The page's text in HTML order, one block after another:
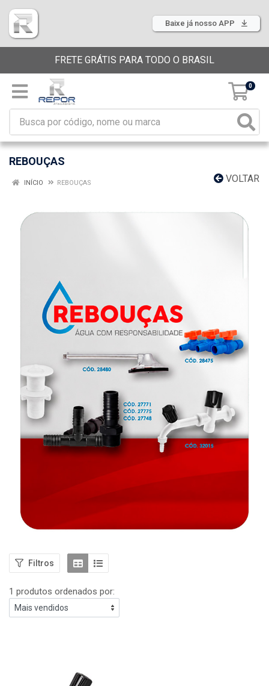
Baixe já nosso APP
FRETE GRÁTIS PARA TODO O BRASIL
0
REBOUÇAS
VOLTAR
INÍCIO REBOUÇAS
Filtros
1 produtos ordenados por: